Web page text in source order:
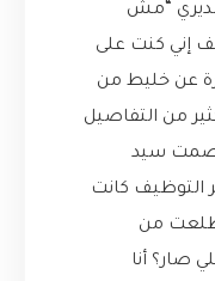
“مش
إني كنت على
عن خليط من
من التفاصيل
سيد
التوظيف كانت
طلعت من
صار؟ أنا